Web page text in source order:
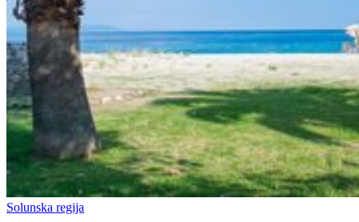
Solunska regija